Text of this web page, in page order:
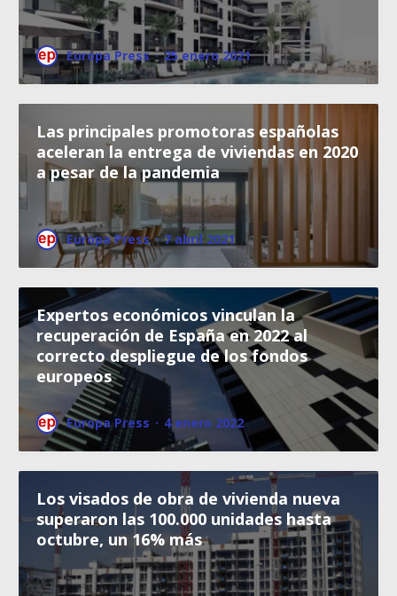
Europa Press · 25 enero 2021
Las principales promotoras españolas
aceleran la entrega de viviendas en 2020
a pesar de la pandemia
Europa Press · 7 abril 2021
Expertos económicos vinculan la
recuperación de España en 2022 al
correcto despliegue de los fondos
europeos
Europa Press · 4 enero 2022
Los visados de obra de vivienda nueva
superaron las 100.000 unidades hasta
octubre, un 16% más